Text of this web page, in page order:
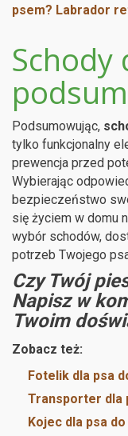
psem? Labrador
Schody
Podsumowując,
tylko funkcjonalny
prewencja przed
Wybierając
bezpieczeństwo
się życiem w domu
wybór schodów,
potrzeb Twojego
Czy Twój
Napisz w
Twoim
Zobacz też:
Fotelik dla psa
Transporter dla
Kojec dla psa